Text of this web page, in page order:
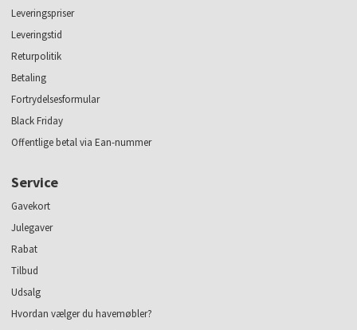
Leveringspriser
Leveringstid
Returpolitik
Betaling
Fortrydelsesformular
Black Friday
Offentlige betal via Ean-nummer
Service
Gavekort
Julegaver
Rabat
Tilbud
Udsalg
Hvordan vælger du havemøbler?